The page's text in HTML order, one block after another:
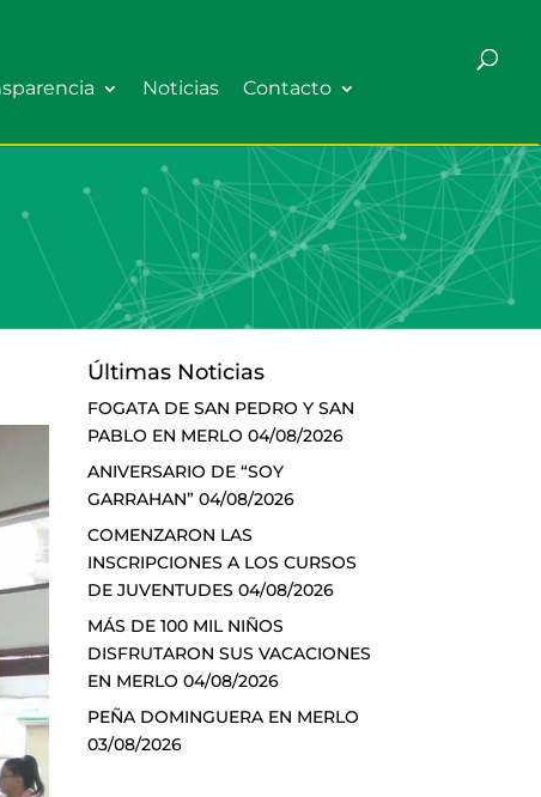
Noticias Contacto
Últimas Noticias
FOGATA DE SAN PEDRO Y SAN
PABLO EN MERLO 04/08/2026
ANIVERSARIO DE “SOY
GARRAHAN” 04/08/2026
COMENZARON LAS
INSCRIPCIONES A LOS CURSOS
DE JUVENTUDES 04/08/2026
MÁS DE 100 MIL NIÑOS
DISFRUTARON SUS VACACIONES
EN MERLO 04/08/2026
PEÑA DOMINGUERA EN MERLO
03/08/2026